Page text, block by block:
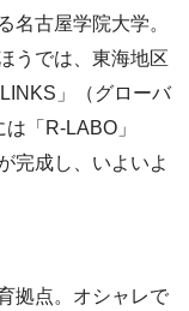
名古屋学院大学。
うでは、東海地区
」（グローバ
「R-LABO」
完成し、いよいよ
拠点。オシャレで